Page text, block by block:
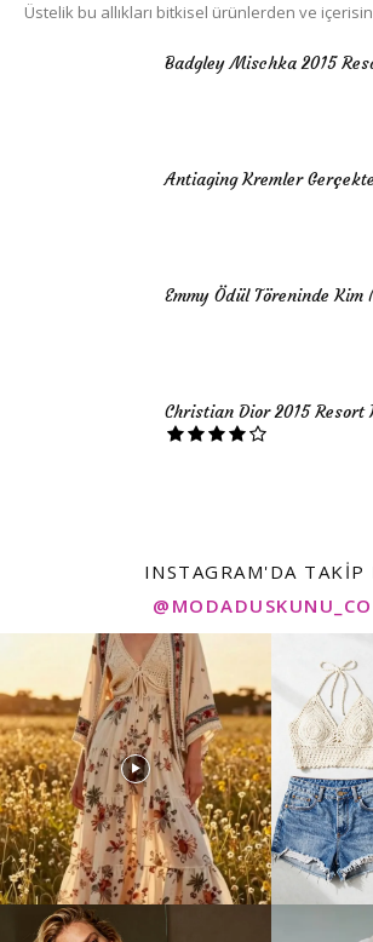
Üstelik bu allıkları bitkisel ürünlerden ve
Badgley Mischka 2015
Antiaging Kremler
Emmy Ödül Töreninde Kim
Christian Dior 2015 Resort
INSTAGRAM'DA TAKIP